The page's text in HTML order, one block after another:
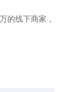
的线下商家，